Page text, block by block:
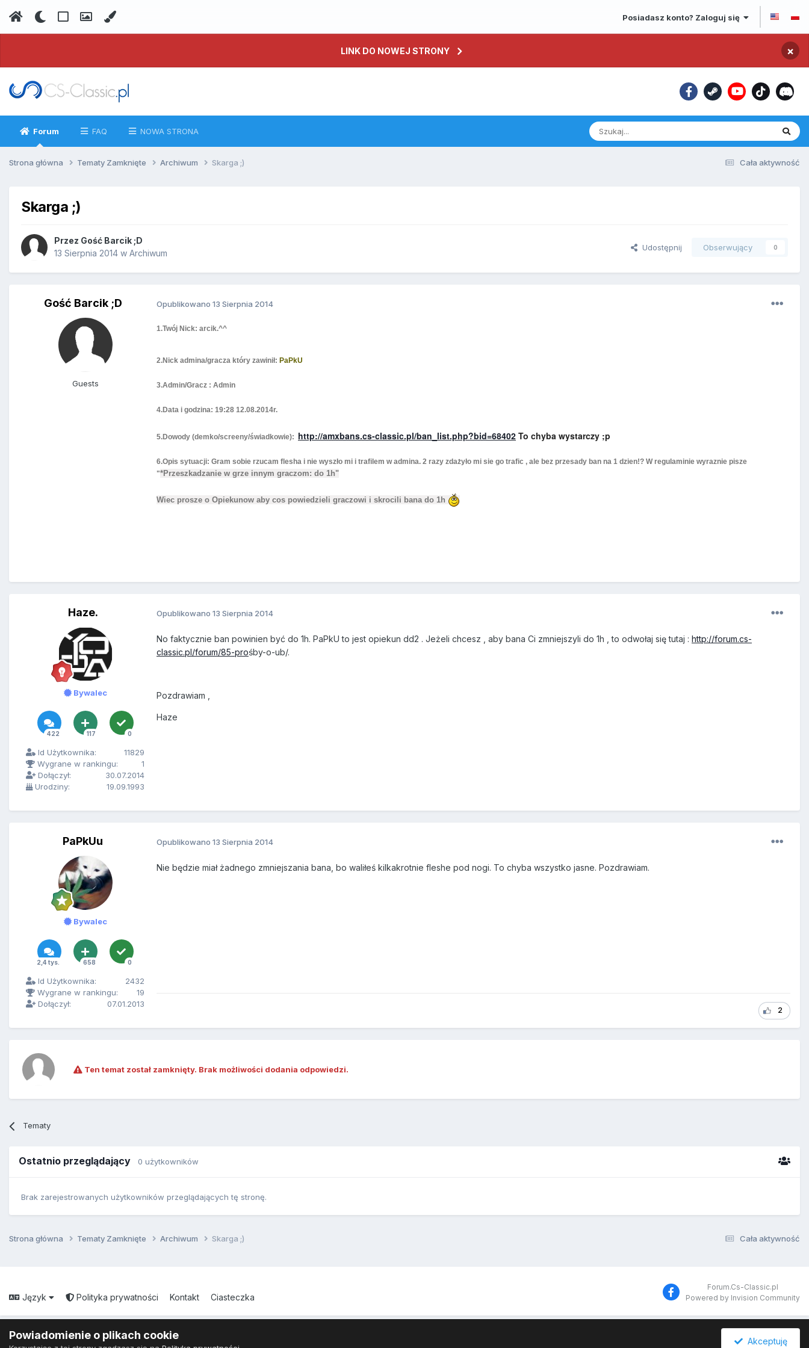
Posiadasz konto? Zaloguj się
LINK DO NOWEJ STRONY ×
Forum FAQ NOWA STRONA
Cała aktywność
Strona główna Tematy Zamknięte Archiwum Skarga ;)
Skarga ;)
Przez Gość Barcik ;D
13 Sierpnia 2014 w Archiwum
Udostępnij Obserwujący 0
Gość Barcik ;D
Guests
Opublikowano 13 Sierpnia 2014
1.Twój Nick: arcik.^^
2.Nick admina/gracza który zawinił: PaPkU
3.Admin/Gracz : Admin
4.Data i godzina: 19:28 12.08.2014r.
5.Dowody (demko/screeny/świadkowie): http://amxbans.cs-classic.pl/ban_list.php?bid=68402 To chyba wystarczy ;p
6.Opis sytuacji: Gram sobie rzucam flesha i nie wyszło mi i trafilem w admina. 2 razy zdażyło mi sie go trafic , ale bez przesady ban na 1 dzien!? W regulaminie wyraznie pisze
"*Przeszkadzanie w grze innym graczom: do 1h"
Wiec prosze o Opiekunow aby cos powiedzieli graczowi i skrocili bana do 1h
Haze.
Bywalec
422 117 0
Id Użytkownika:
11829
Wygrane w rankingu:
1
Dołączył:
30.07.2014
Urodziny:
19.09.1993
Opublikowano 13 Sierpnia 2014
No faktycznie ban powinien być do 1h. PaPkU to jest opiekun dd2 . Jeżeli chcesz , aby bana Ci zmniejszyli do 1h , to odwołaj się tutaj : http://forum.cs-
classic.pl/forum/85-prośby-o-ub/.
Pozdrawiam ,
Haze
PaPkUu
Bywalec
2,4 tys. 658 0
Id Użytkownika:
2432
Wygrane w rankingu:
19
Dołączył:
07.01.2013
Opublikowano 13 Sierpnia 2014
Nie będzie miał żadnego zmniejszania bana, bo waliłeś kilkakrotnie fleshe pod nogi. To chyba wszystko jasne. Pozdrawiam.
2
Ten temat został zamknięty. Brak możliwości dodania odpowiedzi.
Tematy
Ostatnio przeglądający 0 użytkowników
Brak zarejestrowanych użytkowników przeglądających tę stronę.
Cała aktywność
Strona główna Tematy Zamknięte Archiwum Skarga ;)
Język Polityka prywatności Kontakt Ciasteczka
Forum.Cs-Classic.pl
Powered by Invision Community
Powiadomienie o plikach cookie Akceptuję